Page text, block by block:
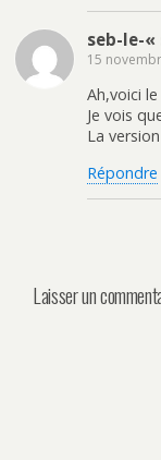
seb-le-
15
Ah,voici
Je vois
La
Répondre
Laisser un